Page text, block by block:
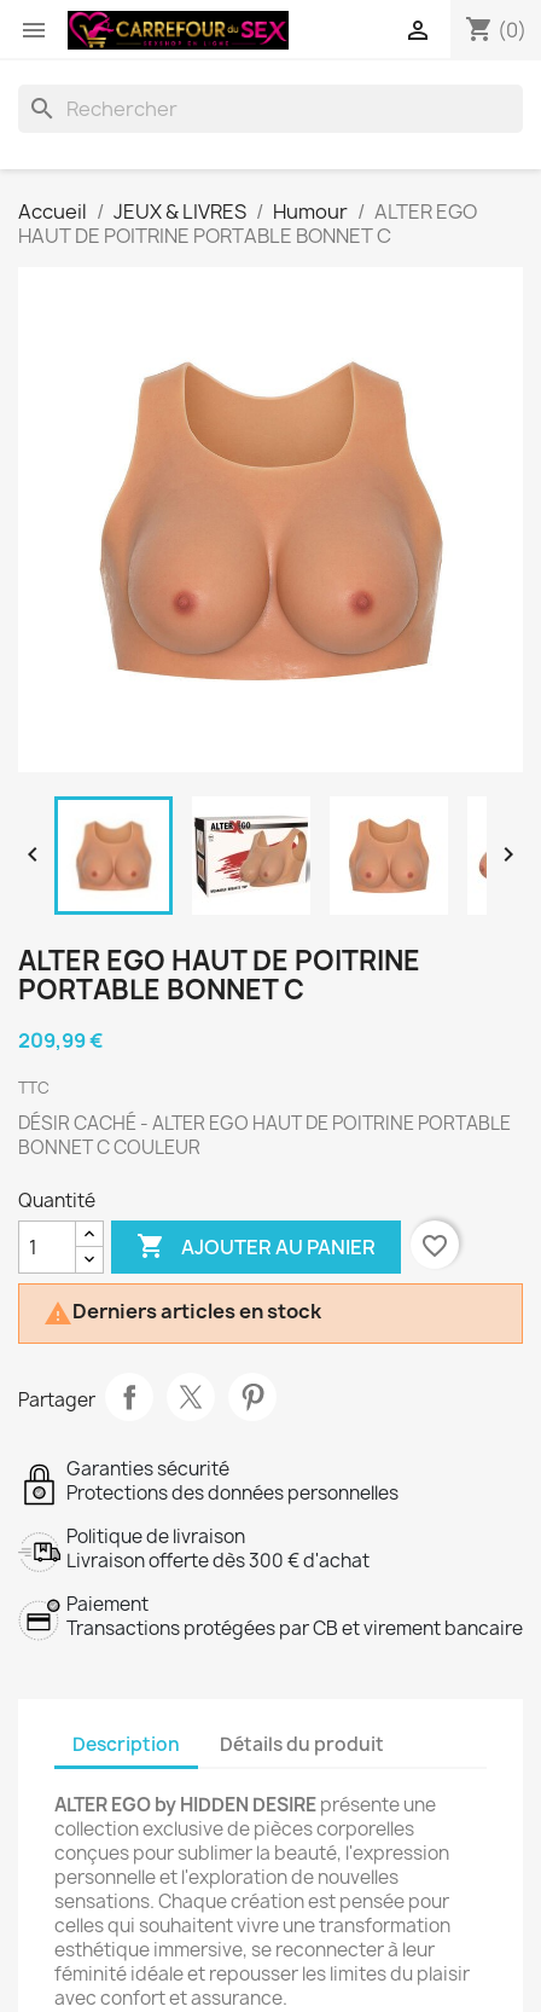
 shopping_cart (0)

search
Accueil JEUX & LIVRES Humour
ALTER EGO
HAUT DE POITRINE PORTABLE BONNET C
 
ALTER EGO HAUT DE POITRINE
PORTABLE BONNET C
209,99 €
TTC
DÉSIR CACHÉ - ALTER EGO HAUT DE POITRINE PORTABLE
BONNET C COULEUR
Quantité
 AJOUTER AU PANIER favorite_border
Derniers articles en stock
Partager
Garanties sécurité
Protections des données personnelles
Politique de livraison
Livraison offerte dès 300 € d'achat
Paiement
Transactions protégées par CB et virement bancaire
Description Détails du produit
ALTER EGO by HIDDEN DESIREprésente une
collection exclusive de pièces corporelles
conçues pour sublimer la beauté, l'expression
personnelle et l'exploration de nouvelles
sensations. Chaque création est pensée pour
celles qui souhaitent vivre une transformation
esthétique immersive, se reconnecter à leur
féminité idéale et repousser les limites du plaisir
avec confort et assurance.